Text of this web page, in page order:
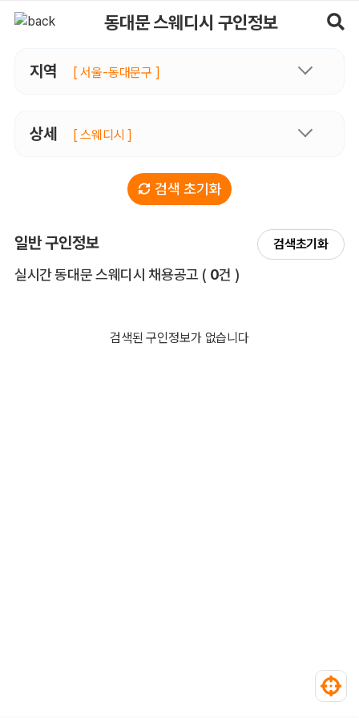
동대문 스웨디시 구인정보
지역 [ 서울-동대문구 ]
상세 [ 스웨디시 ]
검색 초기화
일반 구인정보 검색초기화
실시간 동대문 스웨디시 채용공고 전체 목록
( 0건 )
검색된 구인정보가 없습니다